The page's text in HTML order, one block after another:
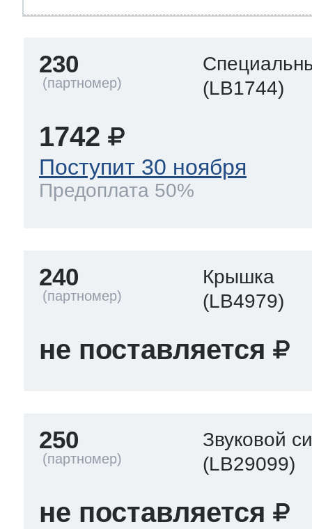
230
(LB1744)
1742
Поступит 30 ноября
Предоплата 50%
240
Крышка
(LB4979)
не поставляется
250
Звуковой
(LB29099)
не поставляется